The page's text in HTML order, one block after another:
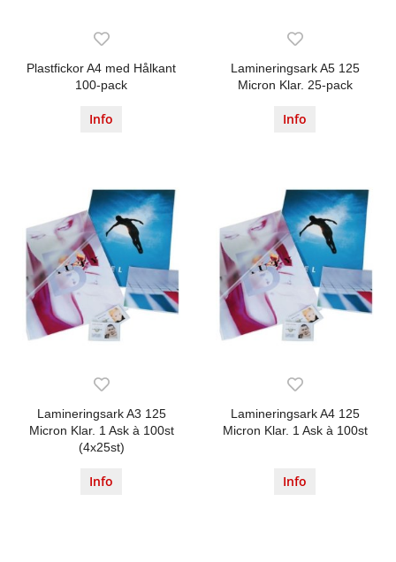
Plastfickor A4 med Hålkant
100-pack
Info
Lamineringsark A5 125
Micron Klar. 25-pack
Info
Lamineringsark A3 125
Micron Klar. 1 Ask à 100st
(4x25st)
Info
Lamineringsark A4 125
Micron Klar. 1 Ask à 100st
Info